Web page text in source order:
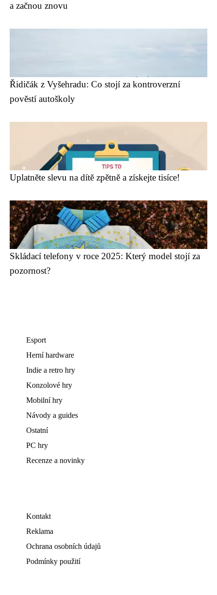
a začnou znovu
Řidičák z Vyšehradu: Co stojí za kontroverzní
pověstí autoškoly
Uplatněte slevu na dítě zpětně a získejte tisíce!
Skládací telefony v roce 2025: Který model stojí za
pozornost?
Esport
Herní hardware
Indie a retro hry
Konzolové hry
Mobilní hry
Návody a guides
Ostatní
PC hry
Recenze a novinky
Kontakt
Reklama
Ochrana osobních údajů
Podmínky použití